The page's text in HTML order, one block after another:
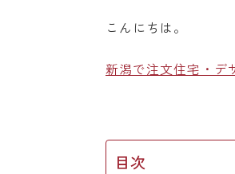
こんにちは。
新潟で注文住宅・デ
目次